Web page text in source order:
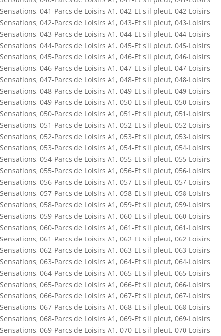
Sensations, 041-Parcs de Loisirs A1 , 042-Et s'il pleut, 042-Loisirs
Sensations, 042-Parcs de Loisirs A1 , 043-Et s'il pleut, 043-Loisirs
Sensations, 043-Parcs de Loisirs A1 , 044-Et s'il pleut, 044-Loisirs
Sensations, 044-Parcs de Loisirs A1 , 045-Et s'il pleut, 045-Loisirs
Sensations, 045-Parcs de Loisirs A1 , 046-Et s'il pleut, 046-Loisirs
Sensations, 046-Parcs de Loisirs A1 , 047-Et s'il pleut, 047-Loisirs
Sensations, 047-Parcs de Loisirs A1 , 048-Et s'il pleut, 048-Loisirs
Sensations, 048-Parcs de Loisirs A1 , 049-Et s'il pleut, 049-Loisirs
Sensations, 049-Parcs de Loisirs A1 , 050-Et s'il pleut, 050-Loisirs
Sensations, 050-Parcs de Loisirs A1 , 051-Et s'il pleut, 051-Loisirs
Sensations, 051-Parcs de Loisirs A1 , 052-Et s'il pleut, 052-Loisirs
Sensations, 052-Parcs de Loisirs A1 , 053-Et s'il pleut, 053-Loisirs
Sensations, 053-Parcs de Loisirs A1 , 054-Et s'il pleut, 054-Loisirs
Sensations, 054-Parcs de Loisirs A1 , 055-Et s'il pleut, 055-Loisirs
Sensations, 055-Parcs de Loisirs A1 , 056-Et s'il pleut, 056-Loisirs
Sensations, 056-Parcs de Loisirs A1 , 057-Et s'il pleut, 057-Loisirs
Sensations, 057-Parcs de Loisirs A1 , 058-Et s'il pleut, 058-Loisirs
Sensations, 058-Parcs de Loisirs A1 , 059-Et s'il pleut, 059-Loisirs
Sensations, 059-Parcs de Loisirs A1 , 060-Et s'il pleut, 060-Loisirs
Sensations, 060-Parcs de Loisirs A1 , 061-Et s'il pleut, 061-Loisirs
Sensations, 061-Parcs de Loisirs A1 , 062-Et s'il pleut, 062-Loisirs
Sensations, 062-Parcs de Loisirs A1 , 063-Et s'il pleut, 063-Loisirs
Sensations, 063-Parcs de Loisirs A1 , 064-Et s'il pleut, 064-Loisirs
Sensations, 064-Parcs de Loisirs A1 , 065-Et s'il pleut, 065-Loisirs
Sensations, 065-Parcs de Loisirs A1 , 066-Et s'il pleut, 066-Loisirs
Sensations, 066-Parcs de Loisirs A1 , 067-Et s'il pleut, 067-Loisirs
Sensations, 067-Parcs de Loisirs A1 , 068-Et s'il pleut, 068-Loisirs
Sensations, 068-Parcs de Loisirs A1 , 069-Et s'il pleut, 069-Loisirs
Sensations, 069-Parcs de Loisirs A1 , 070-Et s'il pleut, 070-Loisirs